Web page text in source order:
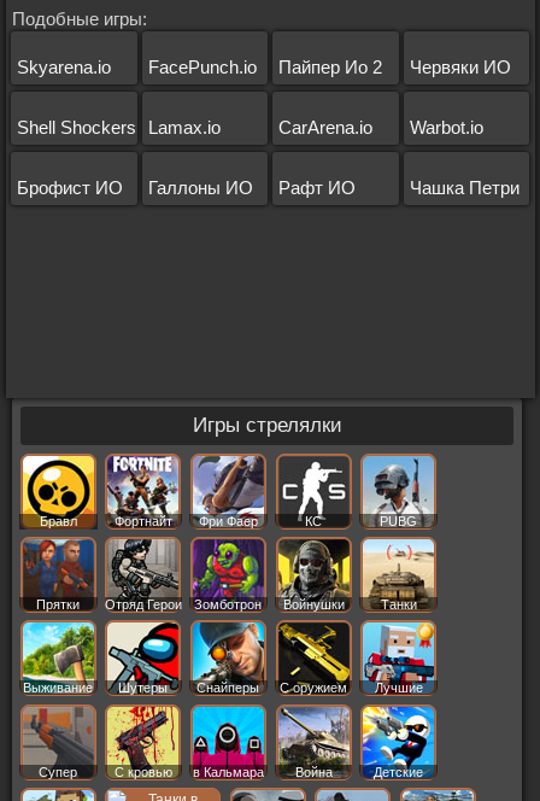
Подобные игры:
Skyarena.io FacePunch.io Пайпер Ио 2 Червяки ИО
Shell Shockers Lamax.io CarArena.io Warbot.io
Брофист ИО Галлоны ИО Рафт ИО Чашка Петри
Игры стрелялки
Бравл
Старс
Фортнайт Фри Фаер КС PUBG
Прятки Отряд Герои Зомботрон Войнушки Танки
Выживание Шутеры Снайперы С оружием Лучшие
Супер С кровью в Кальмара Война Детские